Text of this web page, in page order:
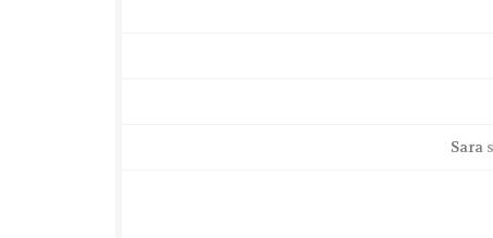
Sara